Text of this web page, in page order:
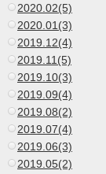
2020.02(5)
2020.01(3)
2019.12(4)
2019.11(5)
2019.10(3)
2019.09(4)
2019.08(2)
2019.07(4)
2019.06(3)
2019.05(2)